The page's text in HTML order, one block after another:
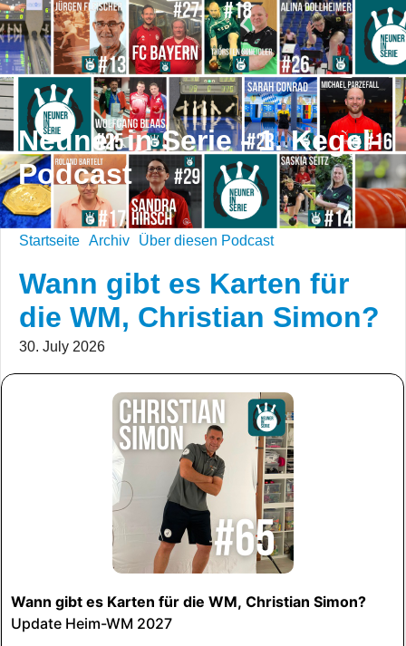
Neuner in Serie - 1. Kegel-
Podcast
Startseite Archiv Über diesen Podcast
Wann gibt es Karten für
die WM, Christian Simon?
30. July 2026